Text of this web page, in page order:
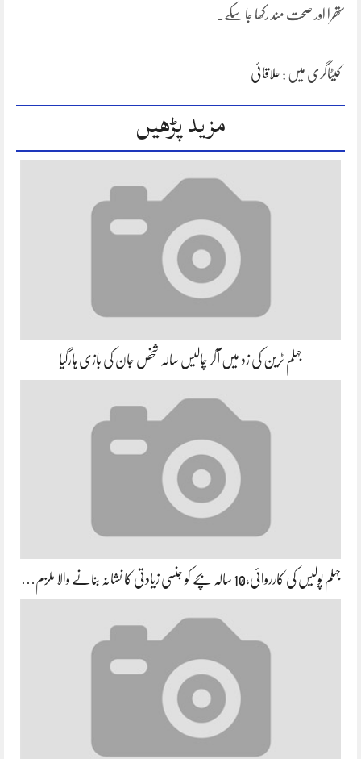
ستھرا اور صحت مند رکھا جا سکے۔
کیٹاگری میں : علاقائی
مزید پڑھیں
جہلم ٹرین کی زد میں آکر چالیس سالہ شخص جان کی بازی ہارگیا
جہلم پولیس کی کارروائی،10 سالہ بچے کو جنسی زیادتی کا نشانہ بنانے والا ملزم…